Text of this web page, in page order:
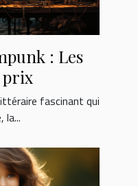
: Les
prix
fascinant qui
la...